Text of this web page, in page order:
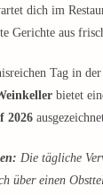
dich im
Gerichte aus
Tag in der
bietet
2026
Die tägliche
über einen